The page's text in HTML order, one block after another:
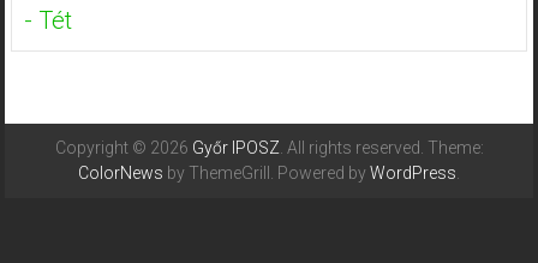
- Tét
Copyright © 2026 Győr IPOSZ . All rights reserved. Theme:
ColorNews by ThemeGrill. Powered byWordPress